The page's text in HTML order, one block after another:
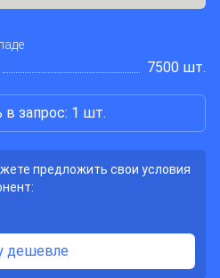
7500 шт.
запрос: 1 шт.
предложить свои условия
дешевле